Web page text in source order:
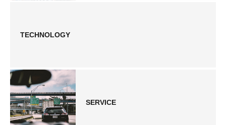
TECHNOLOGY
SERVICE